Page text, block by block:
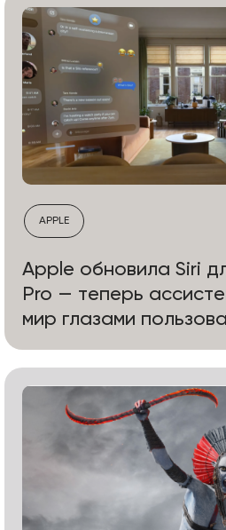
APPLE
Apple обновила Siri
Pro — теперь
мир глазами